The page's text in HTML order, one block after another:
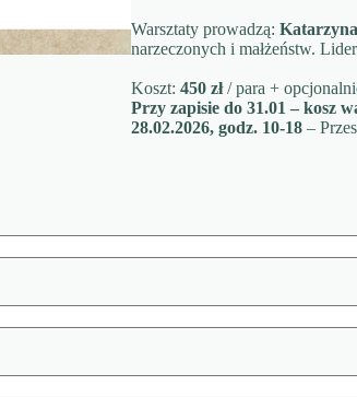
Warsztaty prowadzą:
narzeczonych i małżeństw.
Koszt: 450 zł/ para +
Przy zapisie do 31.01 – kosz
28.02.2026, godz. 10-18 –